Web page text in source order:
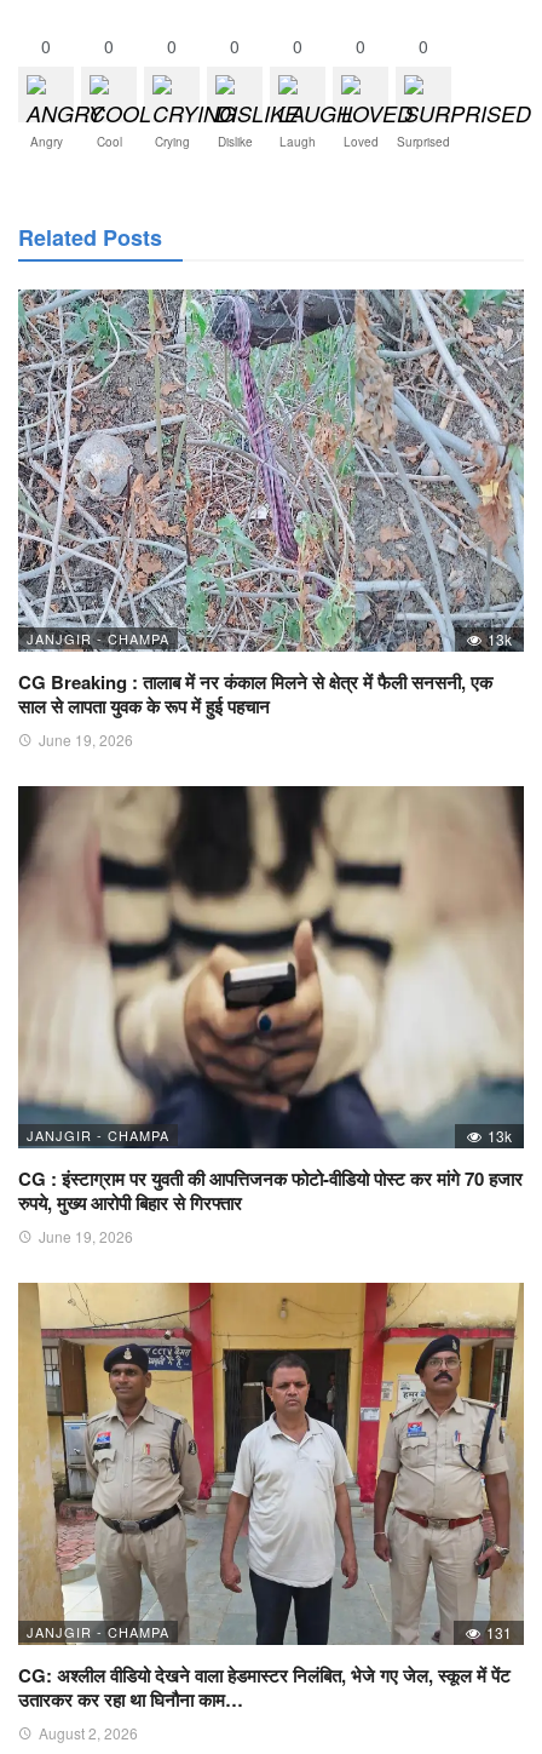
0
Angry
0
Cool
0
Crying
0
Dislike
0
Laugh
0
Loved
0
Surprised
Related Posts
JANJGIR - CHAMPA 13k
CG Breaking : तालाब में नर कंकाल मिलने से क्षेत्र में फैली सनसनी, एक
साल से लापता युवक के रूप में हुई पहचान
June 19, 2026
JANJGIR - CHAMPA 13k
CG : इंस्टाग्राम पर युवती की आपत्तिजनक फोटो-वीडियो पोस्ट कर मांगे 70 हजार
रुपये, मुख्य आरोपी बिहार से गिरफ्तार
June 19, 2026
JANJGIR - CHAMPA 131
CG: अश्लील वीडियो देखने वाला हेडमास्टर निलंबित, भेजे गए जेल, स्कूल में पेंट
उतारकर कर रहा था घिनौना काम…
August 2, 2026